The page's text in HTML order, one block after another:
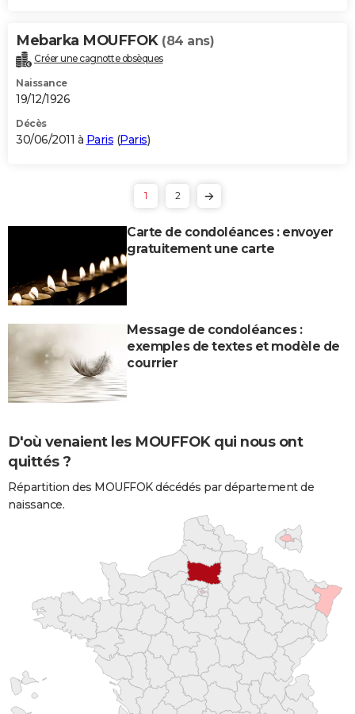
Mebarka MOUFFOK (84 ans)
Créer une cagnotte obsèques
Naissance
19/12/1926
Décès
30/06/2011 à Paris (Paris)
1 2
Carte de condoléances : envoyer
gratuitement une carte
Message de condoléances :
exemples de textes et modèle de
courrier
D'où venaient les MOUFFOK qui nous ont
quittés ?
Répartition des MOUFFOK décédés par département de
naissance.